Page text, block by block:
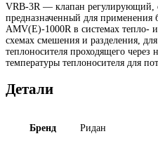
VRB-3R — клапан регулирующий,
предназначенный для применения
AMV(E)-1000R в системах тепло-
схемах смешения и разделения,
теплоносителя проходящего через
температуры теплоносителя для
Детали
Бренд Ридан